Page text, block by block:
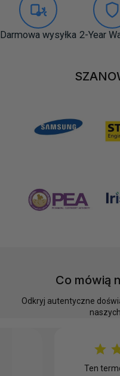
Darmowa wysyłka 2-Year
Co mówią
Odkryj autentyczne
Ten